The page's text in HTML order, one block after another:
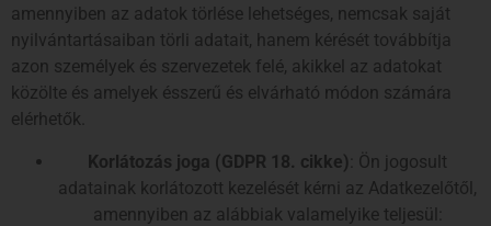
amennyiben az adatok törlése lehetséges, nemcsak saját
nyilvántartásaiban törli adatait, hanem kérését továbbítja
azon személyek és szervezetek felé, akikkel az adatokat
közölte és amelyek ésszerű és elvárható módon számára
elérhetők.
Korlátozás joga (GDPR 18. cikke) : Ön jogosult
adatainak korlátozott kezelését kérni az Adatkezelőtől,
amennyiben az alábbiak valamelyike teljesül: